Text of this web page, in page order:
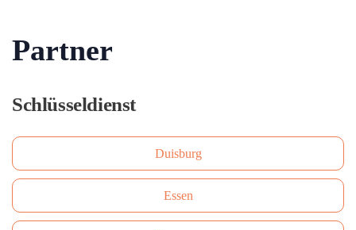
Partner
Schlüsseldienst
Duisburg
Essen